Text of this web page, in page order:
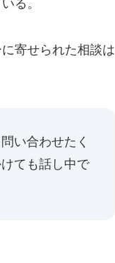
る。
寄せられた相談は
い合わせたく
ても話し中で